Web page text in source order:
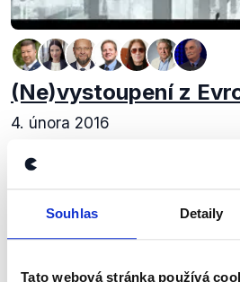
Souhlas Detaily
Tato webová stránka používá
(Ne)vystoupení z
4. února 2016
Máte slovo. Hezký den, milí
vám tentokrát přináší
zpracování jednoho
jsme se komplexně